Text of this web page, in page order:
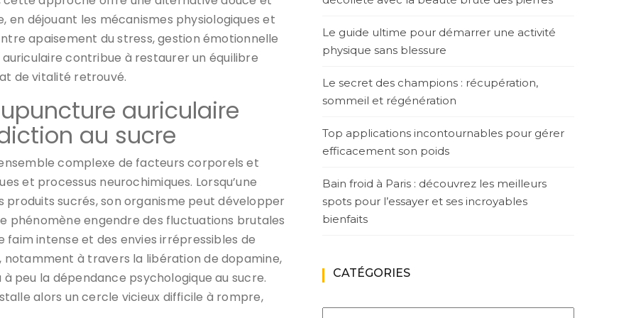
déjouant les mécanismes physiologiques et
apaisement du stress, gestion émotionnelle
contribue à restaurer un équilibre
de vitalité retrouvé.
auriculaire
au sucre
complexe de facteurs corporels et
et processus neurochimiques. Lorsqu’une
sucrés, son organisme peut développer
phénomène engendre des fluctuations brutales
intense et des envies irrépressibles de
à travers la libération de dopamine,
peu la dépendance psychologique au sucre.
alors un cercle vicieux difficile à rompre,
Le guide ultime pour démarrer une activité
physique sans blessure
Le secret des champions : récupération,
sommeil et régénération
Top applications incontournables pour gérer
efficacement son poids
Bain froid à Paris : découvrez les meilleurs
spots pour l’essayer et ses incroyables
bienfaits
CATÉGORIES